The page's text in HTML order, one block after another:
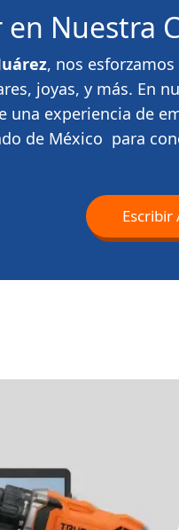
Nuestra
, nos
joyas, y más. En
experiencia de
de México para
Escribir